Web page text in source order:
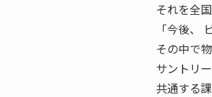
それを全
「今後、
その中で
サントリ
共通する